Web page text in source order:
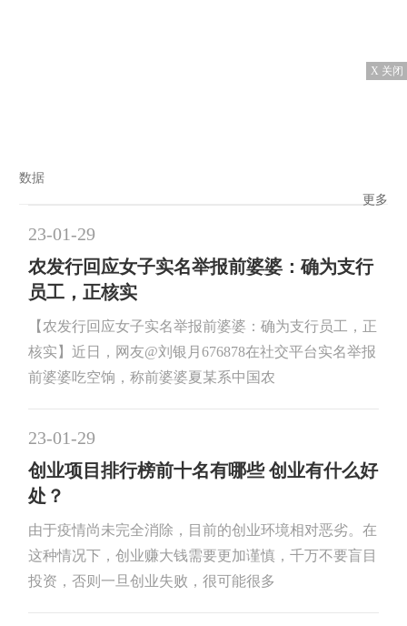
X 关闭
数据
更多
23-01-29
农发行回应女子实名举报前婆婆：确为支行
员工，正核实
【农发行回应女子实名举报前婆婆：确为支行员工，正
核实】近日，网友@刘银月676878在社交平台实名举报
前婆婆吃空饷，称前婆婆夏某系中国农
23-01-29
创业项目排行榜前十名有哪些 创业有什么好
处？
由于疫情尚未完全消除，目前的创业环境相对恶劣。在
这种情况下，创业赚大钱需要更加谨慎，千万不要盲目
投资，否则一旦创业失败，很可能很多